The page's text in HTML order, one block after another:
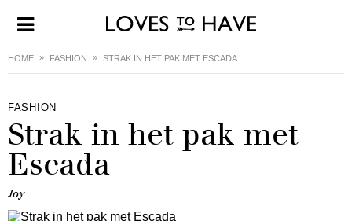
HOME FASHION STRAK IN HET PAK MET ESCADA
FASHION
Strak in het pak met
Escada
Joy